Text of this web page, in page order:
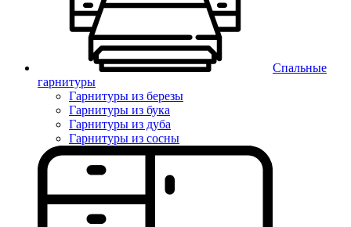
Спальные
гарнитуры
Гарнитуры из березы
Гарнитуры из бука
Гарнитуры из дуба
Гарнитуры из сосны